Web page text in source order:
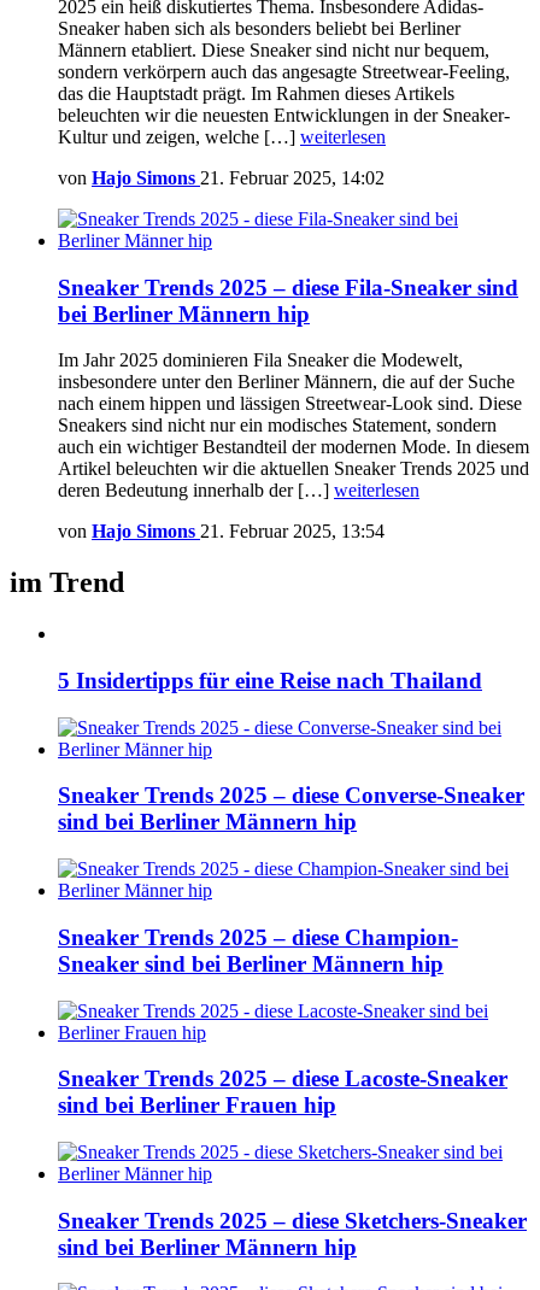
2025 ein heiß diskutiertes Thema. Insbesondere Adidas-
Sneaker haben sich als besonders beliebt bei Berliner
Männern etabliert. Diese Sneaker sind nicht nur bequem,
sondern verkörpern auch das angesagte Streetwear-Feeling,
das die Hauptstadt prägt. Im Rahmen dieses Artikels
beleuchten wir die neuesten Entwicklungen in der Sneaker-
Kultur und zeigen, welche […] weiterlesen
von Hajo Simons 21. Februar 2025, 14:02
Sneaker Trends 2025 – diese Fila-Sneaker sind
bei Berliner Männern hip
Im Jahr 2025 dominieren Fila Sneaker die Modewelt,
insbesondere unter den Berliner Männern, die auf der Suche
nach einem hippen und lässigen Streetwear-Look sind. Diese
Sneakers sind nicht nur ein modisches Statement, sondern
auch ein wichtiger Bestandteil der modernen Mode. In diesem
Artikel beleuchten wir die aktuellen Sneaker Trends 2025 und
deren Bedeutung innerhalb der […] weiterlesen
von Hajo Simons 21. Februar 2025, 13:54
im Trend
5 Insidertipps für eine Reise nach Thailand
Sneaker Trends 2025 – diese Converse-Sneaker
sind bei Berliner Männern hip
Sneaker Trends 2025 – diese Champion-
Sneaker sind bei Berliner Männern hip
Sneaker Trends 2025 – diese Lacoste-Sneaker
sind bei Berliner Frauen hip
Sneaker Trends 2025 – diese Sketchers-Sneaker
sind bei Berliner Männern hip